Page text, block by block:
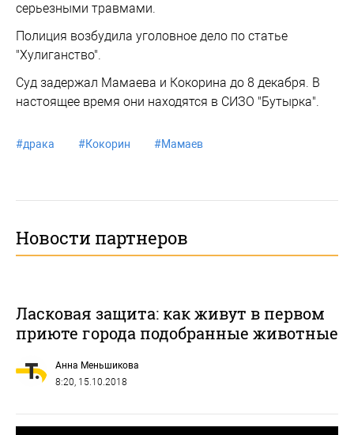
серьезными травмами.
Полиция возбудила уголовное дело по статье
"Хулиганство".
Суд задержал Мамаева и Кокорина до 8 декабря. В
настоящее время они находятся в СИЗО "Бутырка".
#драка #Кокорин #Мамаев
Новости партнеров
Ласковая защита: как живут в первом
приюте города подобранные животные
Анна Меньшикова
8:20, 15.10.2018